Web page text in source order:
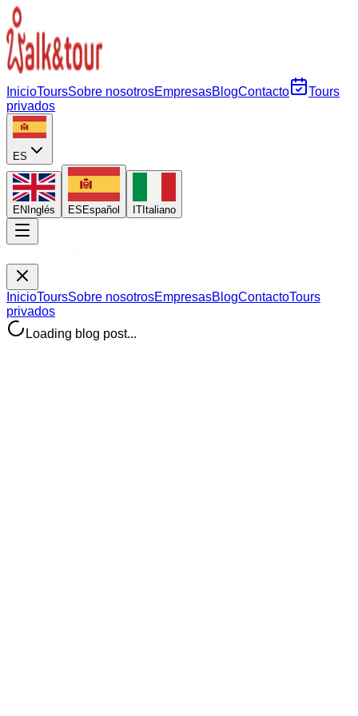
InicioToursSobre nosotrosEmpresasBlogContacto
Tours
privados
ES
EN Inglés ES Español IT Italiano
InicioToursSobre nosotrosEmpresasBlogContactoTours
privados
Loading blog post...